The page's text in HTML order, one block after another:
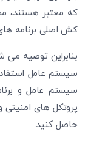
که معتبر هستند،
کش اصلی برنامه های
بنابراین توصیه می
سیستم‌ عامل
سیستم‌ عامل و
پروتکل ‌های
حاصل کنید.